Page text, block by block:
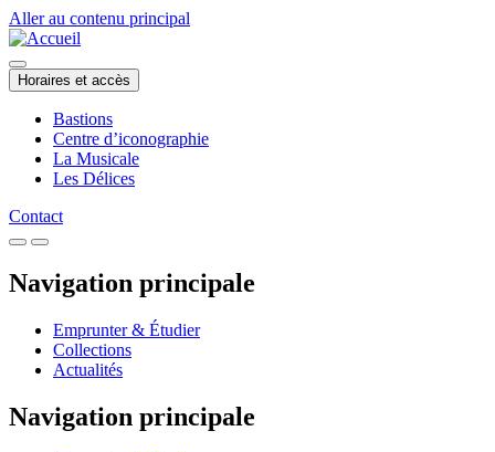
Aller au contenu principal
Horaires et accès
Bastions
Centre d’iconographie
La Musicale
Les Délices
Contact
Navigation principale
Emprunter & Étudier
Collections
Actualités
Navigation principale